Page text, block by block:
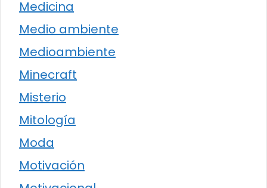
Medicina
Medio ambiente
Medioambiente
Minecraft
Misterio
Mitología
Moda
Motivación